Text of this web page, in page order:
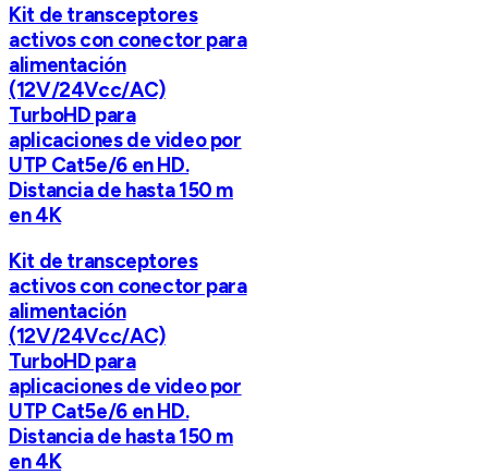
Kit de transceptores
activos con conector para
alimentación
(12V/24Vcc/AC)
TurboHD para
aplicaciones de video por
UTP Cat5e/6 en HD.
Distancia de hasta 150 m
en 4K
Kit de transceptores
activos con conector para
alimentación
(12V/24Vcc/AC)
TurboHD para
aplicaciones de video por
UTP Cat5e/6 en HD.
Distancia de hasta 150 m
en 4K